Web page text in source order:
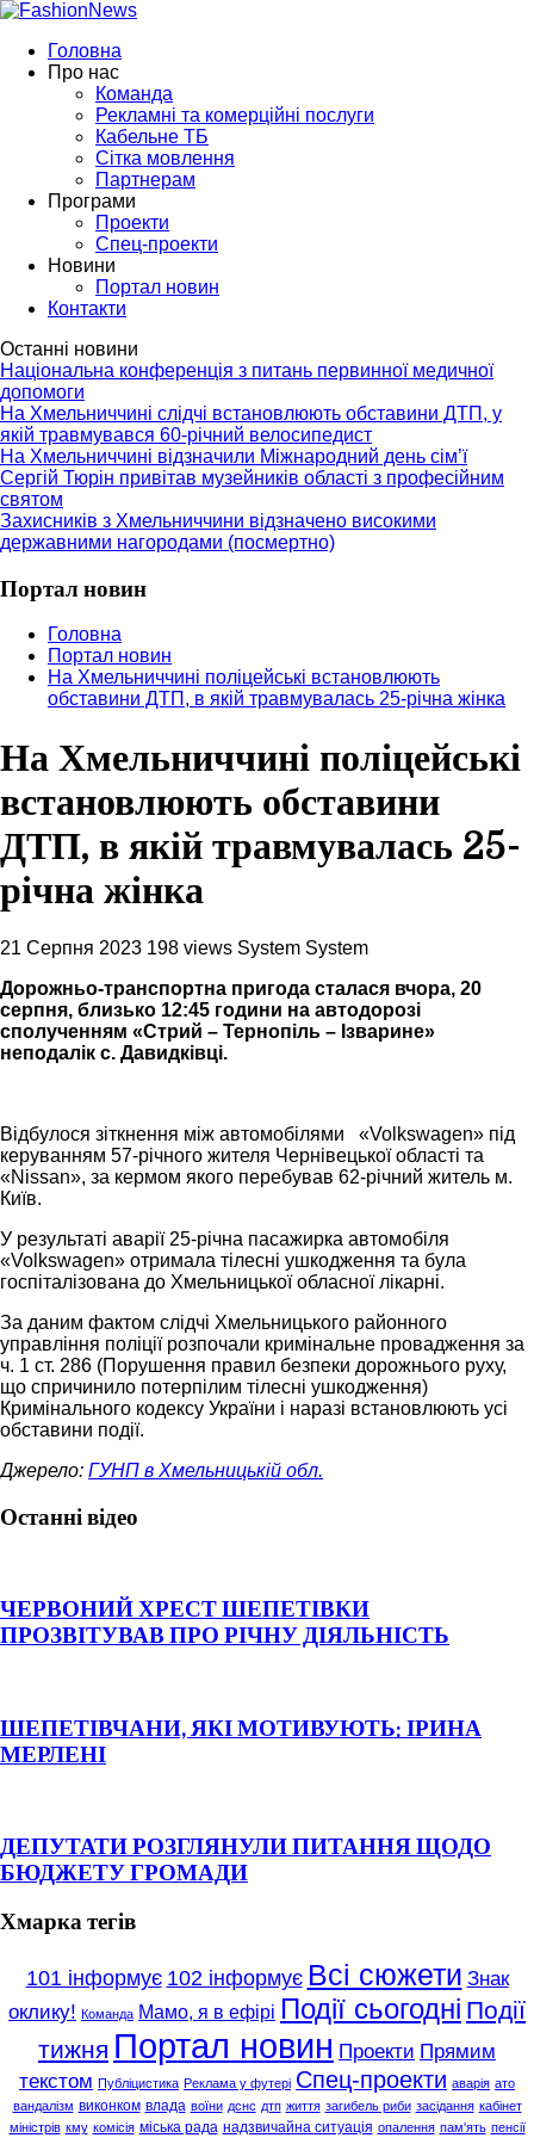
Головна
Про нас
Команда
Рекламні та комерційні послуги
Кабельне ТБ
Сітка мовлення
Партнерам
Програми
Проекти
Спец-проекти
Новини
Портал новин
Контакти
Останні новини
Національна конференція з питань первинної медичної
допомоги
На Хмельниччині слідчі встановлюють обставини ДТП, у
якій травмувався 60-річний велосипедист
На Хмельниччині відзначили Міжнародний день сім’ї
Сергій Тюрін привітав музейників області з професійним
святом
Захисників з Хмельниччини відзначено високими
державними нагородами (посмертно)
Портал новин
Головна
Портал новин
На Хмельниччині поліцейські встановлюють
обставини ДТП, в якій травмувалась 25-річна жінка
На Хмельниччині поліцейські
встановлюють обставини
ДТП, в якій травмувалась 25-
річна жінка
21 Серпня 2023 198 views System System
Дорожньо-транспортна пригода сталася вчора, 20
серпня, близько 12:45 години на автодорозі
сполученням «Стрий – Тернопіль – Ізварине»
неподалік с. Давидківці.
Відбулося зіткнення між автомобілями «Volkswagen» під
керуванням 57-річного жителя Чернівецької області та
«Nissan», за кермом якого перебував 62-річний житель м.
Київ.
У результаті аварії 25-річна пасажирка автомобіля
«Volkswagen» отримала тілесні ушкодження та була
госпіталізована до Хмельницької обласної лікарні.
За даним фактом слідчі Хмельницького районного
управління поліції розпочали кримінальне провадження за
ч. 1 ст. 286 (Порушення правил безпеки дорожнього руху,
що спричинило потерпілим тілесні ушкодження)
Кримінального кодексу України і наразі встановлюють усі
обставини події.
Джерело: ГУНП в Хмельницькій обл.
Останні відео
ЧЕРВОНИЙ ХРЕСТ ШЕПЕТІВКИ
ПРОЗВІТУВАВ ПРО РІЧНУ ДІЯЛЬНІСТЬ
ШЕПЕТІВЧАНИ, ЯКІ МОТИВУЮТЬ: ІРИНА
МЕРЛЕНІ
ДЕПУТАТИ РОЗГЛЯНУЛИ ПИТАННЯ ЩОДО
БЮДЖЕТУ ГРОМАДИ
Хмарка тегів
101 інформує 102 інформує Всі сюжети Знак
оклику! Команда Мамо, я в ефірі Події сьогодні Події
тижня Портал новин Проекти Прямим
текстом Публіцистика Реклама у футері Спец-проекти аварія ато
вандалізм виконком влада воїни дснс дтп життя загибель риби засідання кабінет
міністрів кму комісія міська рада надзвичайна ситуація опалення пам'ять пенсії